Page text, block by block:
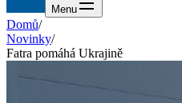
Menu
Domů/
Novinky/
Fatra pomáhá Ukrajině